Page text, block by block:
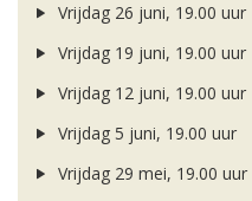
Vrijdag 26 juni, 19.00 uur
Vrijdag 19 juni, 19.00 uur
Vrijdag 12 juni, 19.00 uur
Vrijdag 5 juni, 19.00 uur
Vrijdag 29 mei, 19.00 uur